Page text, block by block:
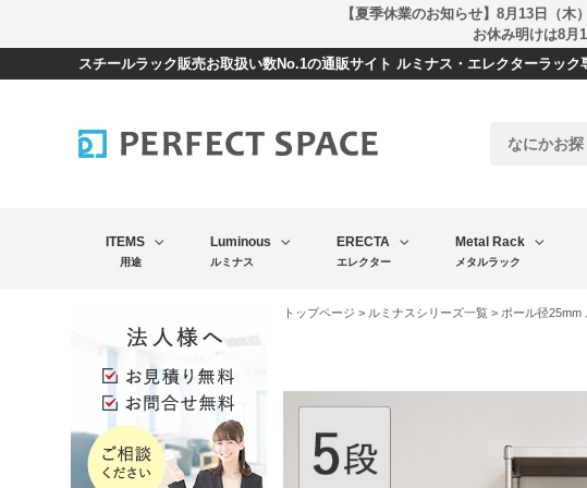
【夏季休業のお知らせ】8月13日（
お休み明けは8月
スチールラック販売お取扱い数No.1の通販サイト ルミナス・エレクターラッ
ITEMS
用途
Luminous
ルミナス
ERECTA
エレクター
Metal Rack
メタルラック
トップページ > ルミナスシリーズ一覧> ポール径25mm